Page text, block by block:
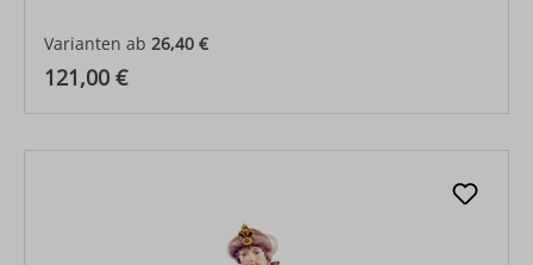
Varianten ab 26,40 €
Regulärer Preis:
121,00 €